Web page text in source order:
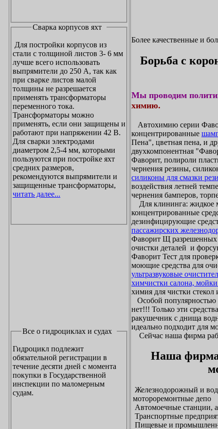
Сварка корпусов яхт
Для постройки корпусов из
стали с толщиной листов 3- 6 мм
лучше всего использовать
выпрямители до 250 А, так как
при сварке листов малой
толщины не разрешается
применять трансформаторы
переменного тока.
Трансформаторы можно
применять, если они защищены и
работают при напряжении 42 В.
Для сварки электродами
диаметром 2,5-4 мм, которыми
пользуются при постройке яхт
средних размеров,
рекомендуются выпрямители и
защищенные трансформаторы,
читать далее...
Все о гидроциклах и судах
Гидроцикл подлежит
обязательной регистрации в
течение десяти дней с момента
покупки в Государственной
инспекции по маломерным
судам.
Более качественные и
Борьба с
Мы проводим
химию.
Автохимию серии
концентрированные
Пена", цветная пена, и
двухкомпонентная
Фаворит, полироли
чернения резины,
силиконы для смазки
воздействия летней
чернения бамперов,
Для клининга: жидкое
концентрированные
дезинфицирующие
пассажирских
Фаворит Щ
очистки деталей и
Фаворит Тест для
моющие средства для
ультразвуковые
химчистки салона,
химия для чистки стекол
Особой популярностью
нет!!! Только эти
ракушечник с днища
идеально подходит для
Сейчас наша фирма
Наша фирма
Железнодорожный и
мотороремонтные депо
Автомоечные станции,
Транспортные
Пищевые и